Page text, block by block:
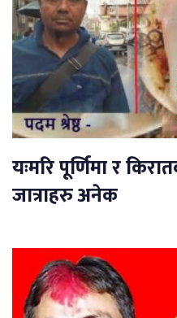
यःमरि पूर्णिमा र
जात्राहरु अनेक